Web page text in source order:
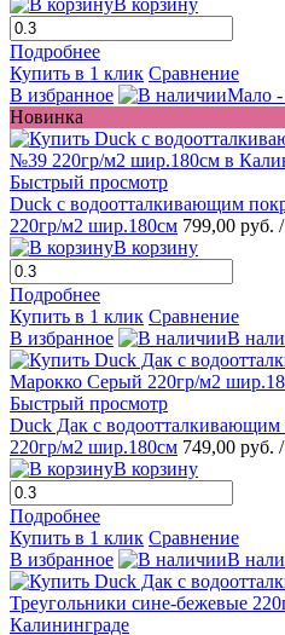
В корзину
Подробнее
Купить в 1 клик Сравнение
В избранное
Мало -
Новинка
Быстрый просмотр
Duck с водоотталкивающим
220гр/м2 шир.180см 799,00 руб.
В корзину
Подробнее
Купить в 1 клик Сравнение
В избранное
В
Быстрый просмотр
Duck Дак с
220гр/м2 шир.180см 749,00 руб.
В корзину
Подробнее
Купить в 1 клик Сравнение
В избранное
В